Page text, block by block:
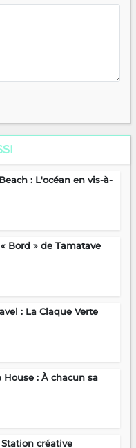
: L'océan en vis-à-
Bord » de Tamatave
: La Claque Verte
House : À chacun sa
créative